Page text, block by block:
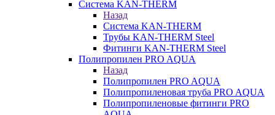
Система KAN-THERM
Назад
Система KAN-THERM
Трубы KAN-THERM Steel
Фитинги KAN-THERM Steel
Полипропилен PRO AQUA
Назад
Полипропилен PRO AQUA
Полипропиленовая труба PRO AQUA
Полипропиленовые фитинги PRO